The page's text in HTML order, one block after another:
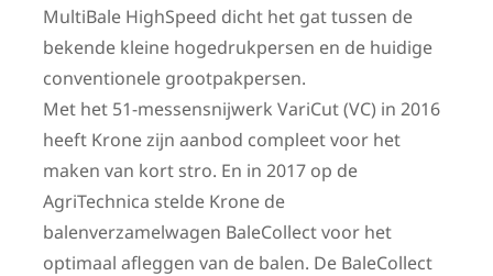
MultiBale HighSpeed dicht het gat tussen de
bekende kleine hogedrukpersen en de huidige
conventionele grootpakpersen.
Met het 51-messensnijwerk VariCut (VC) in 2016
heeft Krone zijn aanbod compleet voor het
maken van kort stro. En in 2017 op de
AgriTechnica stelde Krone de
balenverzamelwagen BaleCollect voor het
optimaal afleggen van de balen. De BaleCollect